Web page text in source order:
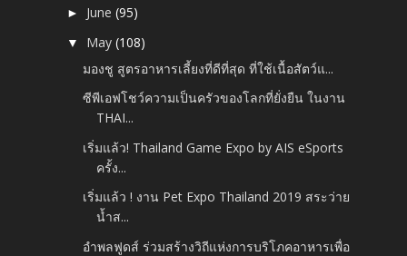
► June(95)
▼ May(108)
มองชู สูตรอาหารเลี้ยงที่ดีที่สุด ที่ใช้เนื้อสัตว์แ...
ซีพีเอฟโชว์ความเป็นครัวของโลกที่ยั่งยืน ในงาน
THAI...
เริ่มแล้ว! Thailand Game Expo by AIS eSports
ครั้ง...
เริ่มแล้ว ! งาน Pet Expo Thailand 2019 สระว่าย
น้ำส...
อำพลฟูดส์ ร่วมสร้างวิถีแห่งการบริโภคอาหารเพื่อ